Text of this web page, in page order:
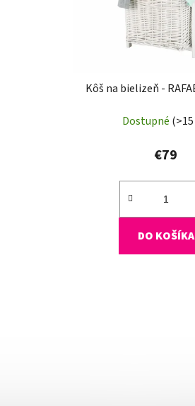
Kôš na bielizeň -
Dostupné
€79
DO KOŠÍKA